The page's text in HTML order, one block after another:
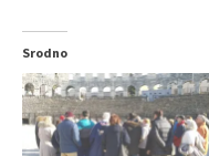
Srodno